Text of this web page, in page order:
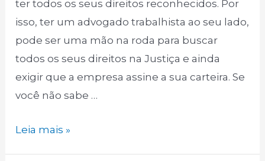
ter todos os seus direitos reconhecidos. Por
isso, ter um advogado trabalhista ao seu lado,
pode ser uma mão na roda para buscar
todos os seus direitos na Justiça e ainda
exigir que a empresa assine a sua carteira. Se
você não sabe …
Trabalhador
Leia mais »